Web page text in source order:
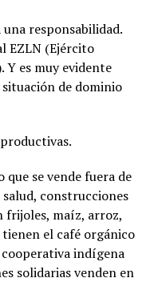
responsabilidad.
EZLN (Ejército
Y es muy evidente
de dominio
se vende fuera de
construcciones
frijoles, maíz, arroz,
el café orgánico
indígena
solidarias venden en